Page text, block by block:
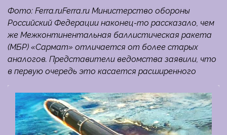
Фото: Ferra.ruFerra.ru Министерство обороны
Российский Федерации наконец-то рассказало, чем
же Межконтинентальная баллистическая ракета
(МБР) «Сармат» отличается от более старых
аналогов. Представители ведомства заявили, что
в первую очередь это касается расширенного